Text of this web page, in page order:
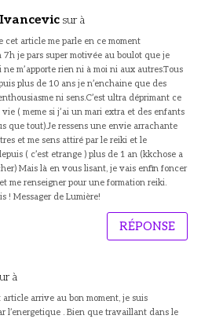
sur à
cet article me parle en ce moment
7h je pars super motivée au boulot que je
m’apporte rien ni à moi ni aux autres.Tous
plus de 10 ans je n’enchaine que des
ni sens.C’est ultra déprimant ce
( meme si j’ai un mari extra et des enfants
que tout).Je ressens une envie arrachante
et me sens attiré par le reiki et le
( c’est etrange ) plus de 1 an (kkchose a
Mais là en vous lisant, je vais enfin foncer
me renseigner pour une formation reiki.
! Messager de Lumière!
RÉPONSE
à
arrive au bon moment, je suis
l’energetique . Bien que travaillant dans le